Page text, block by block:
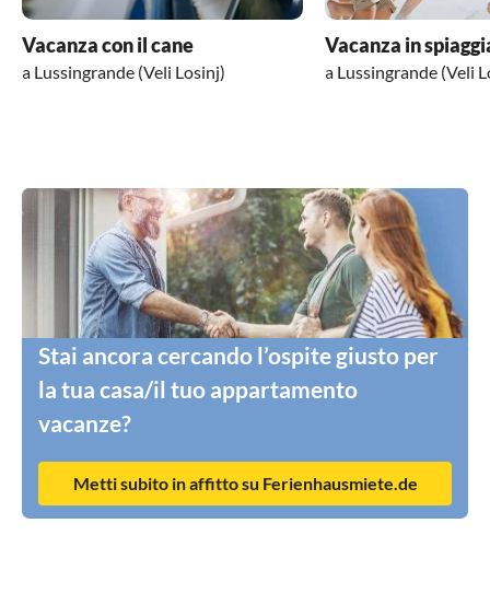
Vacanza con il cane
a Lussingrande (Veli Losinj)
Vacanza in
a Lussingrande (Veli
Stai ancora cercando l’ospite giusto per
la tua casa/il tuo appartamento
vacanze?
Metti subito in affitto su Ferienhausmiete.de